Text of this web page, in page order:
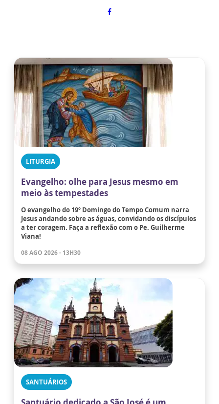
LITURGIA
Evangelho: olhe para Jesus mesmo em
meio às tempestades
O evangelho do 19º Domingo do Tempo Comum narra
Jesus andando sobre as águas, convidando os discípulos
a ter coragem. Faça a reflexão com o Pe. Guilherme
Viana!
08 AGO 2026 - 13H30
SANTUÁRIOS